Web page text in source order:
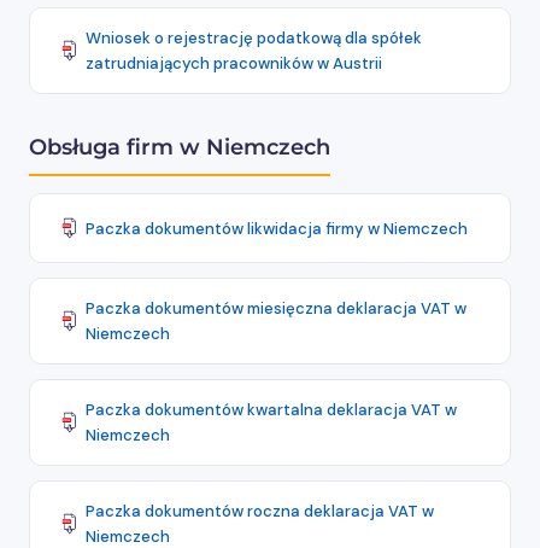
Wniosek o rejestrację podatkową dla spółek
zatrudniających pracowników w Austrii
Obsługa firm w Niemczech
Paczka dokumentów likwidacja firmy w Niemczech
Paczka dokumentów miesięczna deklaracja VAT w
Niemczech
Paczka dokumentów kwartalna deklaracja VAT w
Niemczech
Paczka dokumentów roczna deklaracja VAT w
Niemczech